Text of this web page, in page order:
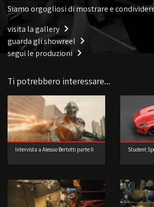
Siamo orgogliosi di mostrare e
visita la gallery
guarda gli showreel
segui le produzioni
Ti potrebbero interessare...
Intervista a Alessio Bertotti parte II Student